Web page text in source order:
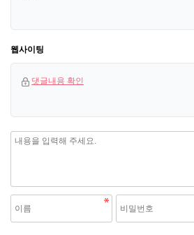
웹사이팅
댓글내용 확인